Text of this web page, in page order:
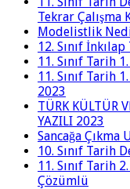
Tekrar Çalışma
Modelistlik
12. Sınıf
11. Sınıf Tarih
11. Sınıf Tarih
2023
TÜRK KÜLTÜR
YAZILI 2023
Sancağa
10. Sınıf Tarih
11. Sınıf Tarih
Çözümlü